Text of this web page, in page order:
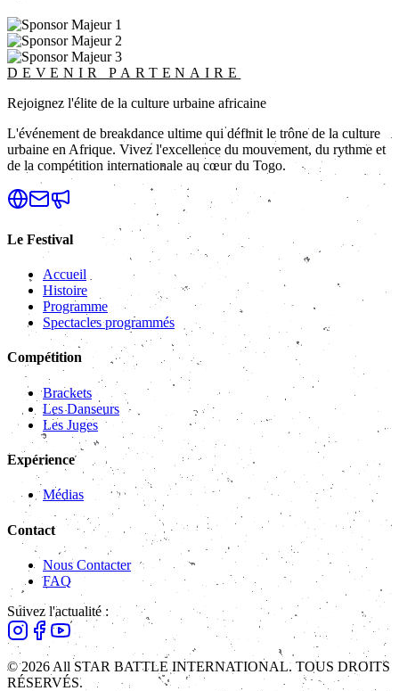
DEVENIR PARTENAIRE
Rejoignez l'élite de la culture urbaine africaine
L'événement de breakdance ultime qui définit le trône de la culture
urbaine en Afrique. Vivez l'excellence du mouvement, du rythme et
de la compétition internationale au cœur du Togo.
Le Festival
Accueil
Histoire
Programme
Spectacles programmés
Compétition
Brackets
Les Danseurs
Les Juges
Expérience
Médias
Contact
Nous Contacter
FAQ
Suivez l'actualité :
© 2026 All STAR BATTLE INTERNATIONAL. TOUS DROITS
RÉSERVÉS.